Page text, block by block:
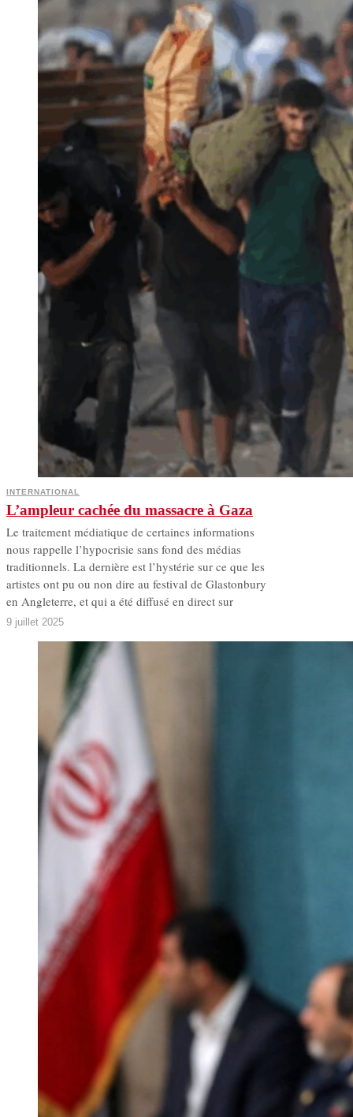
INTERNATIONAL
L’ampleur cachée du massacre à Gaza
Le traitement médiatique de certaines informations
nous rappelle l’hypocrisie sans fond des médias
traditionnels. La dernière est l’hystérie sur ce que les
artistes ont pu ou non dire au festival de Glastonbury
en Angleterre, et qui a été diffusé en direct sur
9 juillet 2025